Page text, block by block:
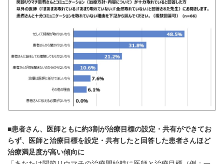
■患者さん、医師ともに約3割が治療目標の設定・共有ができてお
らず、医師と治療目標を設定・共有したと回答した患者さんほど
治療満足度が高い傾向に